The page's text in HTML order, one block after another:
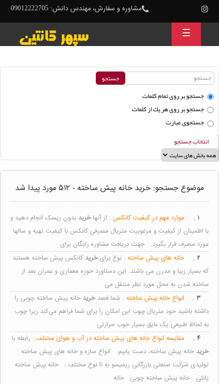
مشاوره و سفارش، مهندس دانش: 09012222705
☰
جستجو بر روی تمام كلمات
جستجو بر روی هر يك از كلمات
جستجوی عبارت
انتخاب جستجو
موضوع جستجو: خرید خانه پیش ساخته - ۵۱۲ مورد پیدا شد
۱ . موارد مهم در کیفیت کانکس : از آنها خرید بدون ریسک انجام دهید و
با اطمینان از کیفیت و مرغوبیت متریال مصرفی کانکس با کیفیت تهیه و سالها
مورد مصرف قرار بگیرد. جهت دریافت مشاوره رایگان برای
۲ .
خانه های پیش ساخته : نوع برایخرید کانکس پیش ساخته هستند
که بسیار زیبا و مدرن می باشند. این دستاورد حوزه معماری و عمران بعد از
ساخته شدن به محل مورد نظر منتقل می
۳ .
انواع خانه پیش ساخته : شما قصد خرید خانه پیش ‌ساخته چوبی را
داشته باشید خود متریال چوب این امکان را برای شما فراهم می‌کند زیرا چوب
به لحاظ طبیعی یک عایق بسیار خوب حرارتی
۴ .
مقایسه انواع خانه های پیش ساخته در آب و هوای مختلف : رابطه با
خرید خانه پیش ساخته، دست یابیم. انواع سازه و خانه های پیش ساخته
تولیدی شرکت صنعتی بازرگانی ریمیسو به 6 نوع مختلف : خانه پیش ساخته
پانلی خانه پیش ساخته چوبی خانه